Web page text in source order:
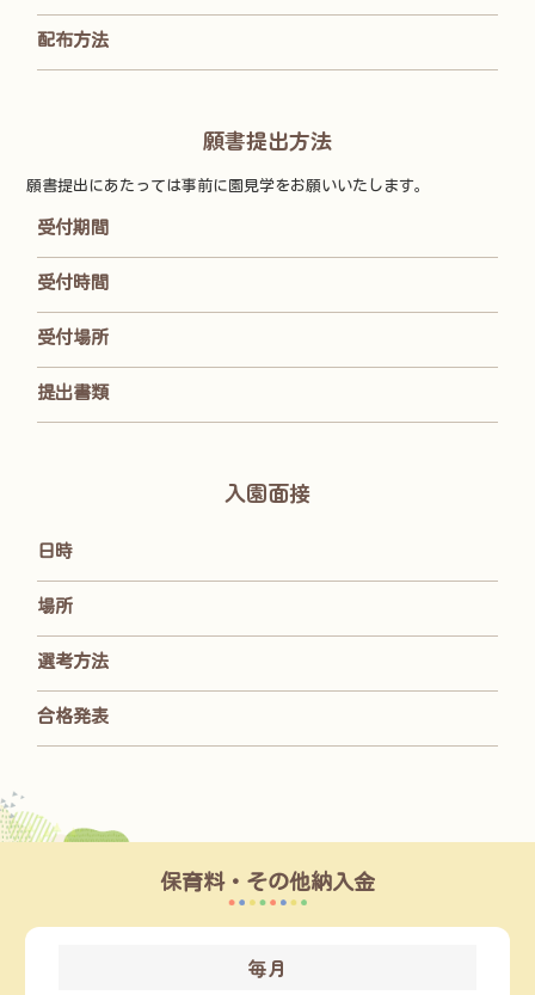
配布方法
願書提出方法
願書提出にあたっては事前に園見学をお願いいたします。
受付期間
受付時間
受付場所
提出書類
入園面接
日時
場所
選考方法
合格発表
保育料・その他納入金
毎月